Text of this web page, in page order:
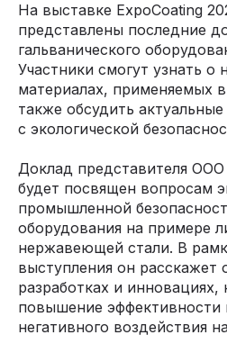
На выставке ExpoCoating
представлены последние
гальванического
Участники смогут узнать о
материалах, применяемых
также обсудить
с экологической
Доклад представителя
будет посвящен вопросам
промышленной
оборудования на примере
нержавеющей стали. В
выступления он расскажет
разработках и
повышение эффективности
негативного воздействия